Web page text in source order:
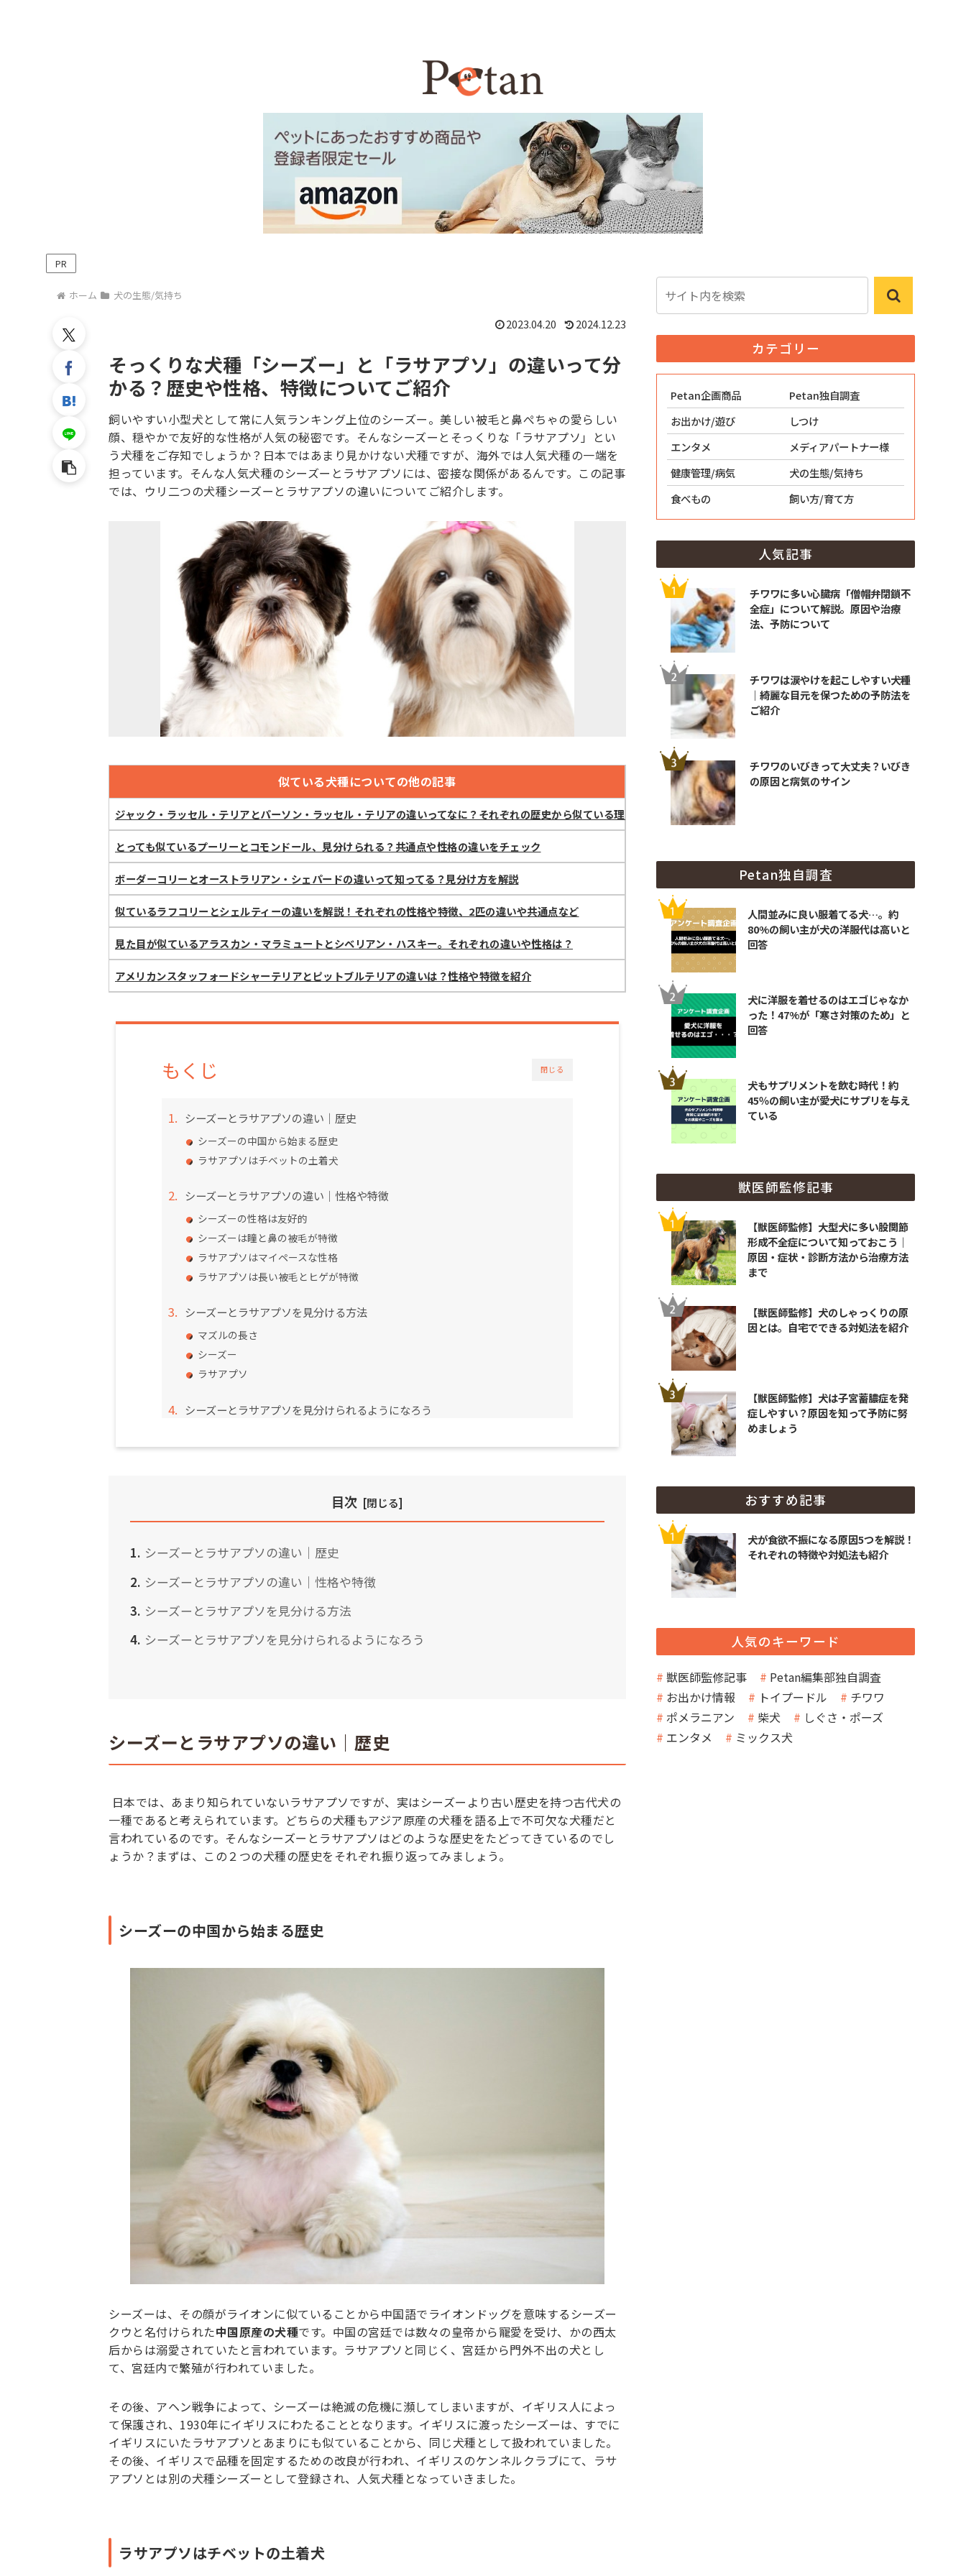
PR
ホーム 犬の生態/気持ち
そっくりな犬種「シーズー」と「ラサアプソ」の違いって分
かる？歴史や性格、特徴についてご紹介
2023.04.20 2024.12.23
飼いやすい小型犬として常に人気ランキング上位のシーズー。美しい被毛と鼻ぺちゃの愛らしい
顔、穏やかで友好的な性格が人気の秘密です。そんなシーズーとそっくりな「ラサアプソ」とい
う犬種をご存知でしょうか？日本ではあまり見かけない犬種ですが、海外では人気犬種の一端を
担っています。そんな人気犬種のシーズーとラサアプソには、密接な関係があるんです。この記事
では、ウリ二つの犬種シーズーとラサアプソの違いについてご紹介します。
似ている犬種についての他の記事
ジャック・ラッセル・テリアとパーソン・ラッセル・テリアの違いってなに？それぞれの歴史から似ている理由をひも解く
とっても似ているプーリーとコモンドール、見分けられる？共通点や性格の違いをチェック
ボーダーコリーとオーストラリアン・シェパードの違いって知ってる？見分け方を解説
似ているラフコリーとシェルティーの違いを解説！それぞれの性格や特徴、2匹の違いや共通点など
見た目が似ているアラスカン・マラミュートとシベリアン・ハスキー。それぞれの違いや性格は？
アメリカンスタッフォードシャーテリアとピットブルテリアの違いは？性格や特徴を紹介
閉じる
もくじ
シーズーとラサアプソの違い｜歴史
シーズーの中国から始まる歴史
ラサアプソはチベットの土着犬
シーズーとラサアプソの違い｜性格や特徴
シーズーの性格は友好的
シーズーは瞳と鼻の被毛が特徴
ラサアプソはマイペースな性格
ラサアプソは長い被毛とヒゲが特徴
シーズーとラサアプソを見分ける方法
マズルの長さ
シーズー
ラサアプソ
シーズーとラサアプソを見分けられるようになろう
目次
シーズーとラサアプソの違い｜歴史
シーズーとラサアプソの違い｜性格や特徴
シーズーとラサアプソを見分ける方法
シーズーとラサアプソを見分けられるようになろう
シーズーとラサアプソの違い｜歴史
日本では、あまり知られていないラサアプソですが、実はシーズーより古い歴史を持つ古代犬の
一種であると考えられています。どちらの犬種もアジア原産の犬種を語る上で不可欠な犬種だと
言われているのです。そんなシーズーとラサアプソはどのような歴史をたどってきているのでし
ょうか？まずは、この２つの犬種の歴史をそれぞれ振り返ってみましょう。
シーズーの中国から始まる歴史
シーズーは、その顔がライオンに似ていることから中国語でライオンドッグを意味するシーズー
クウと名付けられた中国原産の犬種です。中国の宮廷では数々の皇帝から寵愛を受け、かの西太
后からは溺愛されていたと言われています。ラサアプソと同じく、宮廷から門外不出の犬とし
て、宮廷内で繁殖が行われていました。
その後、アヘン戦争によって、シーズーは絶滅の危機に瀕してしまいますが、イギリス人によっ
て保護され、1930年にイギリスにわたることとなります。イギリスに渡ったシーズーは、すでに
イギリスにいたラサアプソとあまりにも似ていることから、同じ犬種として扱われていました。
その後、イギリスで品種を固定するための改良が行われ、イギリスのケンネルクラブにて、ラサ
アプソとは別の犬種シーズーとして登録され、人気犬種となっていきました。
ラサアプソはチベットの土着犬
カテゴリー
Petan企画商品
Petan独自調査
お出かけ/遊び
しつけ
エンタメ
メディアパートナー様
健康管理/病気
犬の生態/気持ち
食べもの
飼い方/育て方
人気記事
チワワに多い心臓病「僧帽弁閉鎖不
全症」について解説。原因や治療
法、予防について
チワワは涙やけを起こしやすい犬種
｜綺麗な目元を保つための予防法を
ご紹介
チワワのいびきって大丈夫？いびき
の原因と病気のサイン
Petan独自調査
人間並みに良い服着てる犬…。約
80%の飼い主が犬の洋服代は高いと
回答
犬に洋服を着せるのはエゴじゃなか
った！47%が「寒さ対策のため」と
回答
犬もサプリメントを飲む時代！約
45％の飼い主が愛犬にサプリを与え
ている
獣医師監修記事
【獣医師監修】大型犬に多い股関節
形成不全症について知っておこう｜
原因・症状・診断方法から治療方法
まで
【獣医師監修】犬のしゃっくりの原
因とは。自宅でできる対処法を紹介
【獣医師監修】犬は子宮蓄膿症を発
症しやすい？原因を知って予防に努
めましょう
おすすめ記事
犬が食欲不振になる原因5つを解説！
それぞれの特徴や対処法も紹介
人気のキーワード
獣医師監修記事
Petan編集部独自調査
お出かけ情報
トイプードル
チワワ
ポメラニアン
柴犬
しぐさ・ポーズ
エンタメ
ミックス犬